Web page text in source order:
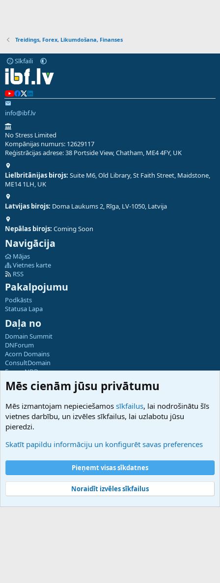
Treidings, Forex, Likumdošana, Finanses
Sīkfaili
info@ibf.lv
No Stress Limited
Kompānijas numurs: 12629117
Reģistrācijas adrese: 38 Portside View, Chatham, ME4 4FY, UK
Lielbritānijas birojs: Suite M6, Old Library, St Faith Street, Maidstone,
ME14 1LH, UK
Latvijas birojs: Doma Laukums 2, Rīga, LV-1050, Latvija
Nepālas birojs: Coming Soon
Navigācija
Mājas
Vietnes karte
RSS
Pakalpojumu
Podkāsts
Statusa Lapa
Daļa no
Domain Summit
DNForum
Acorn Domains
ConsultDomain
ForumNDD
Domainforum.ro
27.be
Hostmaria
Atbalsts
Palīdzība
Noteikumi un nosacījumi
Privātuma politika
Community platform by XenForo® © 2010-2025 XenForo Ltd.
Mēs cienām jūsu privātumu
Mēs izmantojam nepieciešamos sīkfailus, lai nodrošinātu šīs
vietnes darbību, un izvēles sīkfailus, lai uzlabotu jūsu
pieredzi.
Skatīt papildu informāciju un konfigurēt savas preferences
Pieņemt visas sīkdatnes
Noraidīt izvēles sīkfailus